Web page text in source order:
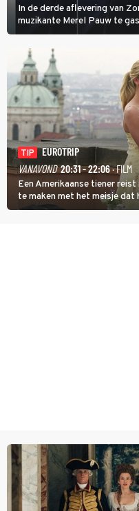
In de derde aflevering van
muzikante Merel Pauw te
boeiende avond beloven:
identiteit: grenzeloos,
TIP
EUROTRIP
VANAVOND 20:31 - 22:06· FILM
Een Amerikaanse tiener
te maken met het meisje dat